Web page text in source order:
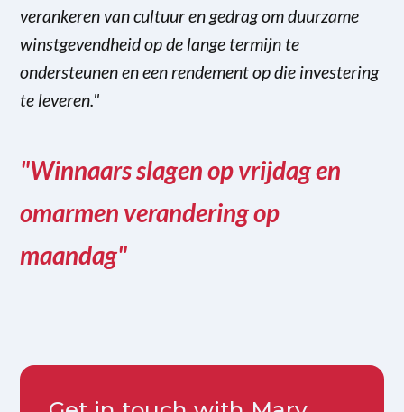
verankeren van cultuur en gedrag om duurzame
winstgevendheid op de lange termijn te
ondersteunen en een rendement op die investering
te leveren."
"Winnaars slagen op vrijdag en
omarmen verandering op
maandag"